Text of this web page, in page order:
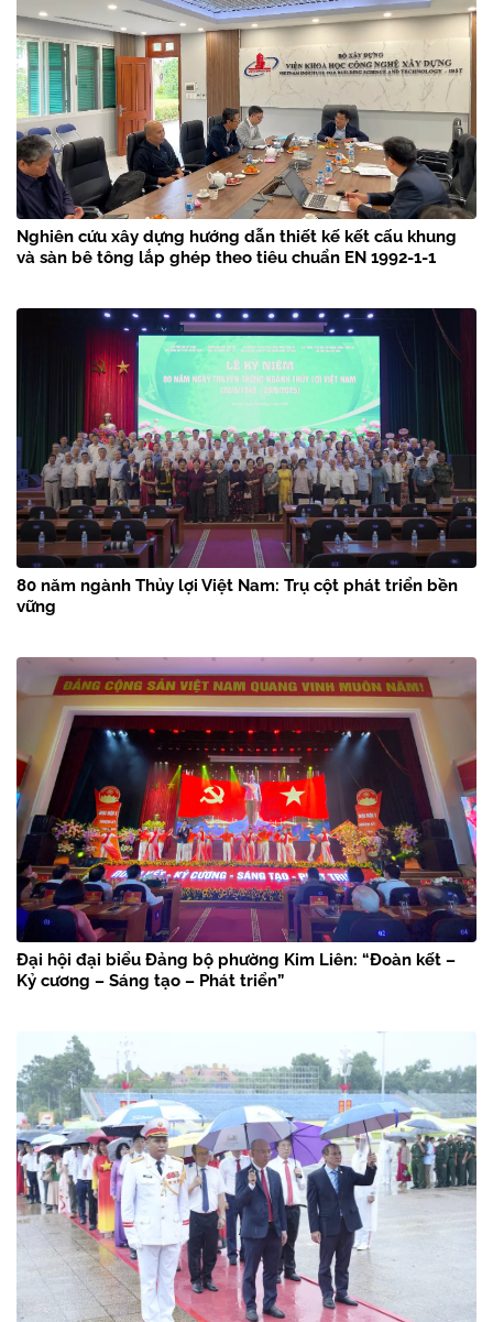
Nghiên cứu xây dựng hướng dẫn thiết kế kết cấu khung
và sàn bê tông lắp ghép theo tiêu chuẩn EN 1992-1-1
80 năm ngành Thủy lợi Việt Nam: Trụ cột phát triển bền
vững
Đại hội đại biểu Đảng bộ phường Kim Liên: “Đoàn kết –
Kỷ cương – Sáng tạo – Phát triển”